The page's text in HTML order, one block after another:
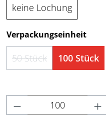
keine Lochung
Verpackungseinheit
50 Stück(Diese Option ist
100 Stück
Produkt Anzahl: